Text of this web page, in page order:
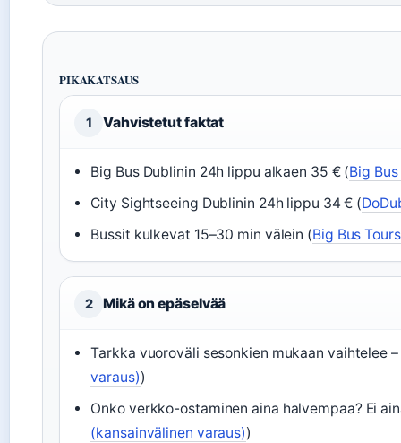
PIKAKATSAUS
1 Vahvistetut faktat
Big Bus Dublinin 24h lippu alkaen 35 € (Big
City Sightseeing Dublinin 24h lippu 34 € (
Bussit kulkevat 15–30 min välein (Big Bus
2 Mikä on epäselvää
Tarkka vuoroväli sesonkien mukaan vaihtelee
varaus))
Onko verkko-ostaminen aina halvempaa? Ei
(kansainvälinen varaus))